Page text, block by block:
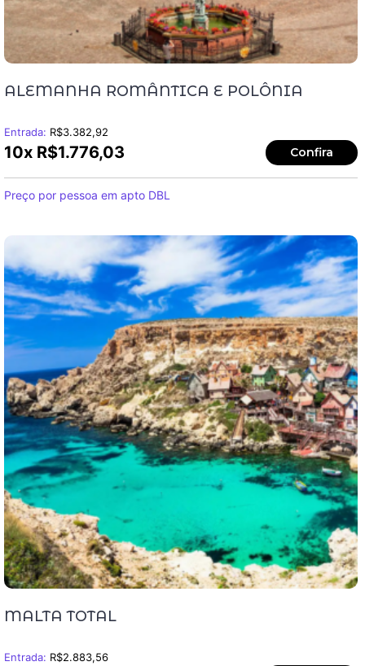
ALEMANHA ROMÂNTICA E POLÔNIA
Entrada: R$3.382,92
10x R$1.776,03 Confira
Preço por pessoa em apto DBL
MALTA TOTAL
Entrada: R$2.883,56